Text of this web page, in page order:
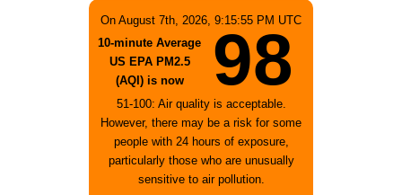
On August 7th, 2026, 9:15:55 PM UTC
10-minute Average
US EPA PM2.5
(AQI) is now
98
51-100: Air quality is acceptable.
However, there may be a risk for some
people with 24 hours of exposure,
particularly those who are unusually
sensitive to air pollution.